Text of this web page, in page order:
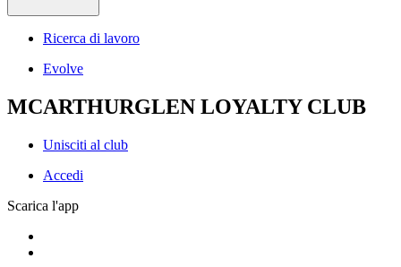
Ricerca di lavoro
Evolve
MCARTHURGLEN LOYALTY CLUB
Unisciti al club
Accedi
Scarica l'app